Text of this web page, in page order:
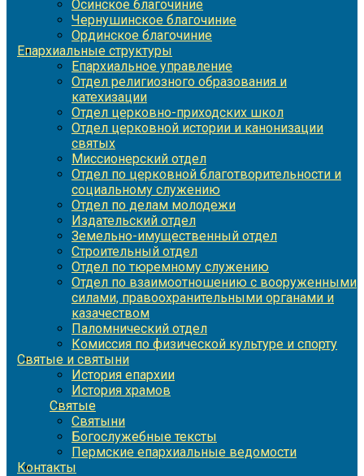
Осинское благочиние
Чернушинское благочиние
Ординское благочиние
Епархиальные структуры
Епархиальное управление
Отдел религиозного образования и
катехизации
Отдел церковно-приходских школ
Отдел церковной истории и канонизации
святых
Миссионерский отдел
Отдел по церковной благотворительности и
социальному служению
Отдел по делам молодежи
Издательский отдел
Земельно-имущественный отдел
Строительный отдел
Отдел по тюремному служению
Отдел по взаимоотношению с вооруженными
силами, правоохранительными органами и
казачеством
Паломнический отдел
Комиссия по физической культуре и спорту
Святые и святыни
История епархии
История храмов
Святые
Святыни
Богослужебные тексты
Пермские епархиальные ведомости
Контакты